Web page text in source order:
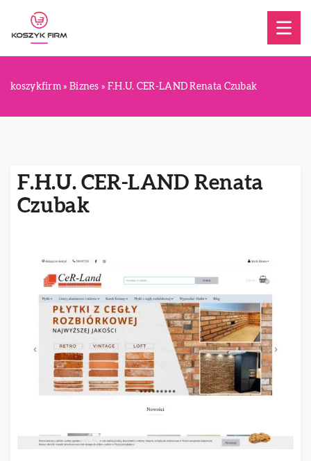
koszykfirm » Biznes » F.H.U. CER-LAND Renata Czubak
F.H.U. CER-LAND Renata
Czubak